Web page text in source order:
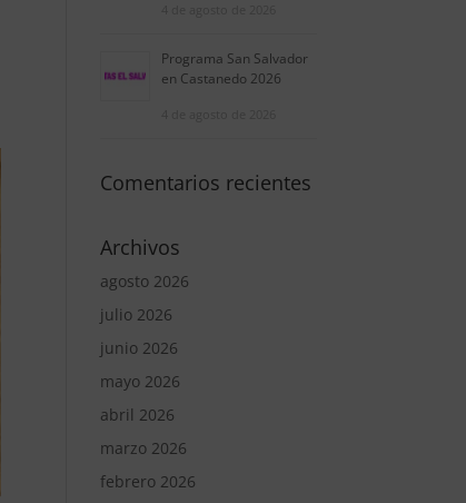
Programa San Salvador
en Castanedo 2026
Comentarios recientes
Archivos
agosto 2026
julio 2026
junio 2026
mayo 2026
abril 2026
marzo 2026
febrero 2026